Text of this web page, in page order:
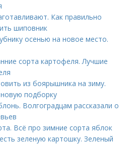
Как правильно
шиповник
осенью на новое место.
сорта картофеля. Лучшие
из боярышника на зиму.
подборку
Волгоградцам рассказали о
Всё про зимние сорта яблок
зеленую картошку. Зеленый